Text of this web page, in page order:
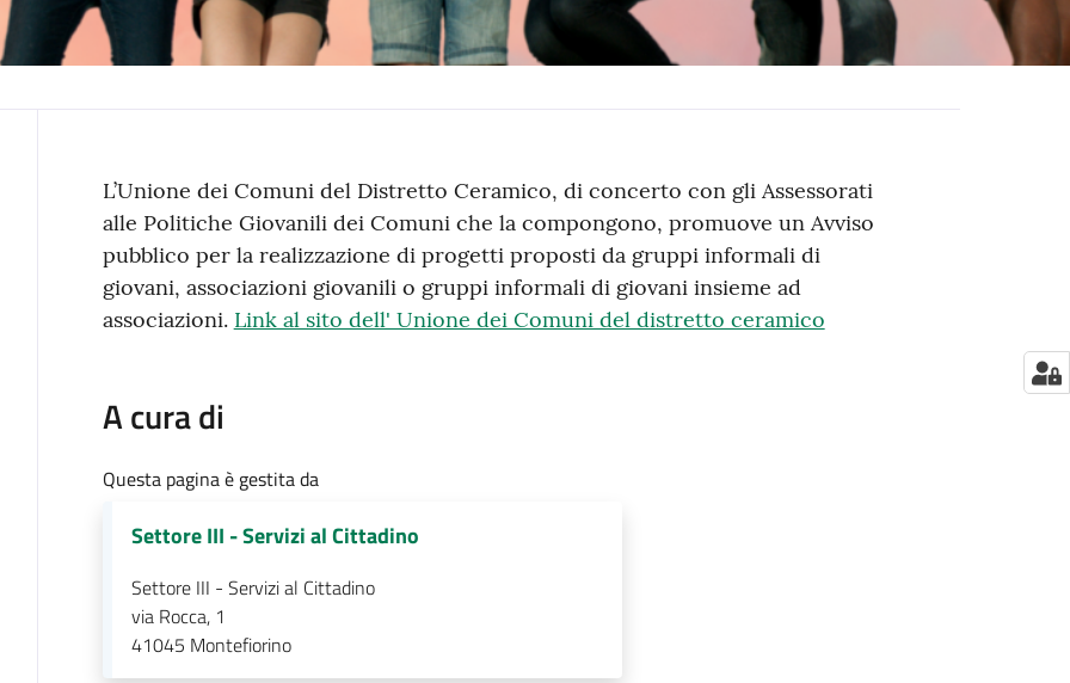
Contenuto
L’Unione dei Comuni del Distretto Ceramico, di concerto con gli Assessorati
alle Politiche Giovanili dei Comuni che la compongono, promuove un Avviso
pubblico per la realizzazione di progetti proposti da gruppi informali di
giovani, associazioni giovanili o gruppi informali di giovani insieme ad
associazioni. Link al sito dell' Unione dei Comuni del distretto ceramico
A cura di
Questa pagina è gestita da
Settore III - Servizi al Cittadino
Settore III - Servizi al Cittadino
via Rocca, 1
41045 Montefiorino